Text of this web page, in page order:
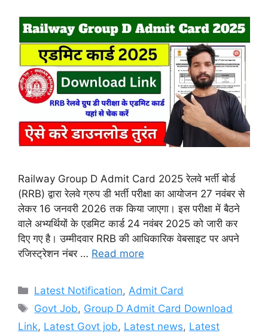
Railway Group D Admit Card 2025 रेलवे भर्ती बोर्ड
(RRB) द्वारा रेलवे ग्रुप डी भर्ती परीक्षा का आयोजन 27 नवंबर से
लेकर 16 जनवरी 2026 तक किया जाएगा। इस परीक्षा में बैठने
वाले अभ्यर्थियों के एडमिट कार्ड 24 नवंबर 2025 को जारी कर
दिए गए है। उम्मीदवार RRB की आधिकारिक वेबसाइट पर अपने
रजिस्ट्रेशन नंबर … Read more
Categories
Latest Notification, Admit Card
Tags
Govt Job, Group D Admit Card Download
Link, Latest Govt job, Latest news, Latest